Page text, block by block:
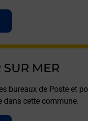
SUR MER
bureaux de Poste et
dans cette commune.